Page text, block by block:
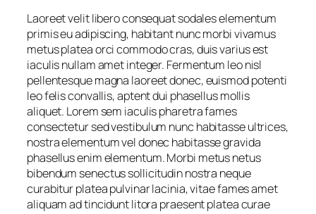
Laoreet velit libero consequat sodales elementum
primis eu adipiscing, habitant nunc morbi vivamus
metus platea orci commodo cras, duis varius est
iaculis nullam amet integer. Fermentum leo nisl
pellentesque magna laoreet donec, euismod potenti
leo felis convallis, aptent dui phasellus mollis
aliquet. Lorem sem iaculis pharetra fames
consectetur sed vestibulum nunc habitasse ultrices,
nostra elementum vel donec habitasse gravida
phasellus enim elementum. Morbi metus netus
bibendum senectus sollicitudin nostra neque
curabitur platea pulvinar lacinia, vitae fames amet
aliquam ad tincidunt litora praesent platea curae